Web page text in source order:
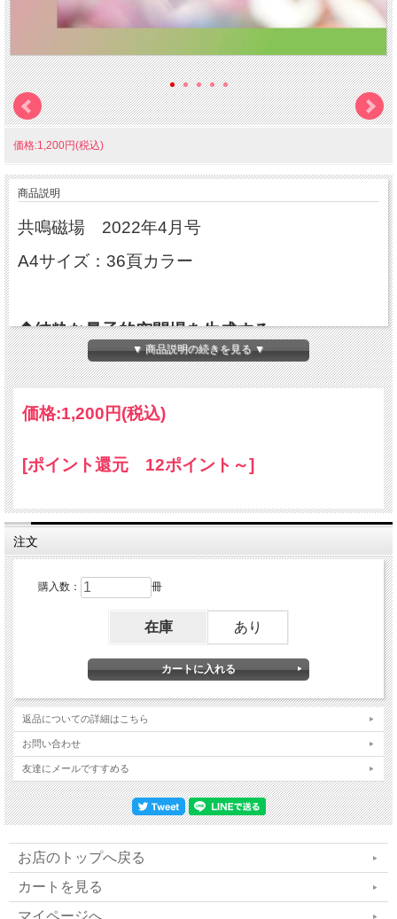
価格:1,200円(税込)
商品説明
共鳴磁場 2022年4月号
A4サイズ：36頁カラー
◆純粋な量子的空間場を生成する
リーラ・クオンタム・ブロック
フ・フィーリング
で永遠の物語
ー＊吉武利文
◆すぐに改善する人もいれば、
何らかの経過や試練を通らなくてはいけない人
もいる
／波動調整カウンセラー、数霊セラピスト＊八
住由紀
◆EPP REPORT みんなの絵本のおうち
局長＊林 美智子
【連載】
▼ 商品説明の続きを見る ▼
価格:1,200円(税込)
[ポイント還元 12ポイント～]
注文
購入数： 冊
在庫 あり
返品についての詳細はこちら
お問い合わせ
友達にメールですすめる
お店のトップへ戻る
カートを見る
マイページへ